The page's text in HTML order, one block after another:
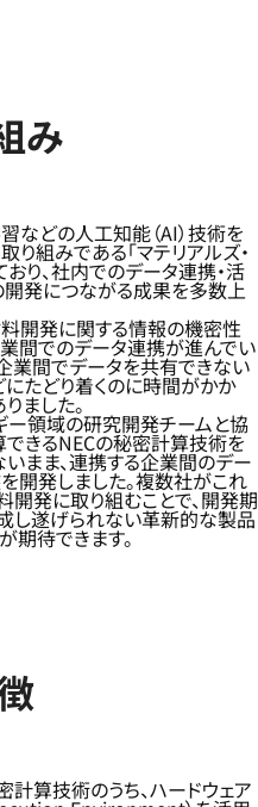
み
などの人工知能（AI）技術を
組みである「マテリアルズ・
おり、社内でのデータ連携・活
開発につながる成果を多数上
開発に関する情報の機密性
間でのデータ連携が進んでい
業間でデータを共有できない
たどり着くのに時間がかか
ました。
ー領域の研究開発チームと協
できるNECの秘密計算技術を
まま、連携する企業間のデー
開発しました。複数社がこれ
発に取り組むことで、開発期
し遂げられない革新的な製品
期待できます。
算技術のうち、ハードウェア